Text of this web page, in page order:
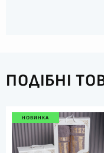
ПОДІБНІ
НОВИНКА